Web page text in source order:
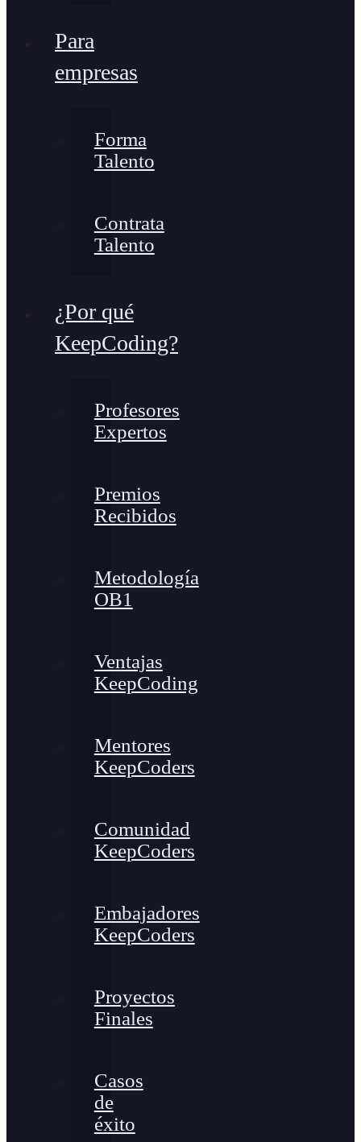
Para
empresas
Forma
Talento
Contrata
Talento
¿Por qué
KeepCoding?
Profesores
Expertos
Premios
Recibidos
Metodología
OB1
Ventajas
KeepCoding
Mentores
KeepCoders
Comunidad
KeepCoders
Embajadores
KeepCoders
Proyectos
Finales
Casos
de
éxito